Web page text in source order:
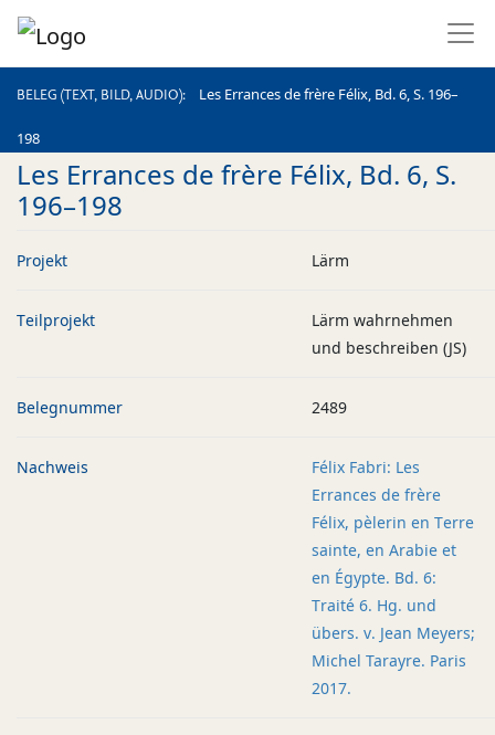
BELEG (TEXT, BILD, AUDIO) Les Errances de frère Félix, Bd. 6, S. 196–
198
BELEG (TEXT, BILD, AUDIO)
Les Errances de frère Félix, Bd. 6, S.
196–198
Projekt Lärm
Teilprojekt
Lärm wahrnehmen
und beschreiben (JS)
Belegnummer 2489
Nachweis
Félix Fabri: Les
Errances de frère
Félix, pèlerin en Terre
sainte, en Arabie et
en Égypte. Bd. 6:
Traité 6. Hg. und
übers. v. Jean Meyers;
Michel Tarayre. Paris
2017.